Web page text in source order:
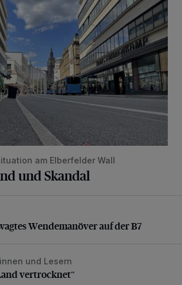
Skandal
am Elberfelder Wall
und Skandal
Wendemanöver auf der B7
Wendemanöver auf der B7
vertrocknet“
und Lesern
vertrocknet“